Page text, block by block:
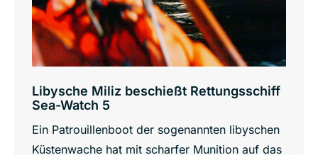
Libysche Miliz beschießt Rettungsschiff
Sea-Watch 5
Ein Patrouillenboot der sogenannten libyschen
Küstenwache hat mit scharfer Munition auf das